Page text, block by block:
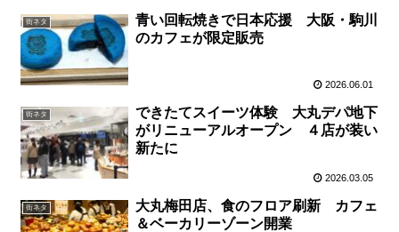
街ネタ
青い回転焼きで日本応援 大阪・駒川
のカフェが限定販売
2026.06.01
街ネタ
できたてスイーツ体験 大丸デパ地下
がリニューアルオープン ４店が装い
新たに
2026.03.05
街ネタ
大丸梅田店、食のフロア刷新 カフェ
＆ベーカリーゾーン開業